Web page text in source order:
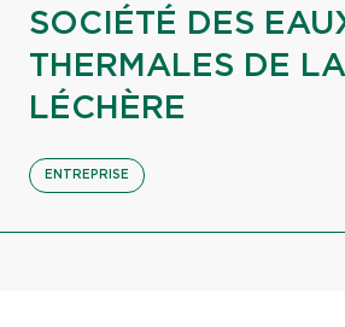
SOCIÉTÉ DES
THERMALES DE LA
LÉCHÈRE
ENTREPRISE